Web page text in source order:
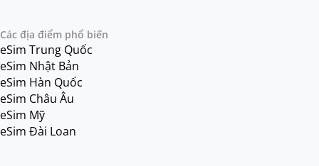
Các địa điểm phổ biến
eSim Trung Quốc
eSim Nhật Bản
eSim Hàn Quốc
eSim Châu Âu
eSim Mỹ
eSim Đài Loan